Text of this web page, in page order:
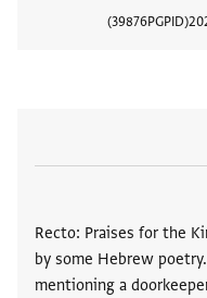
PGPID
39876
Recto: Praises for the
by some Hebrew
mentioning a